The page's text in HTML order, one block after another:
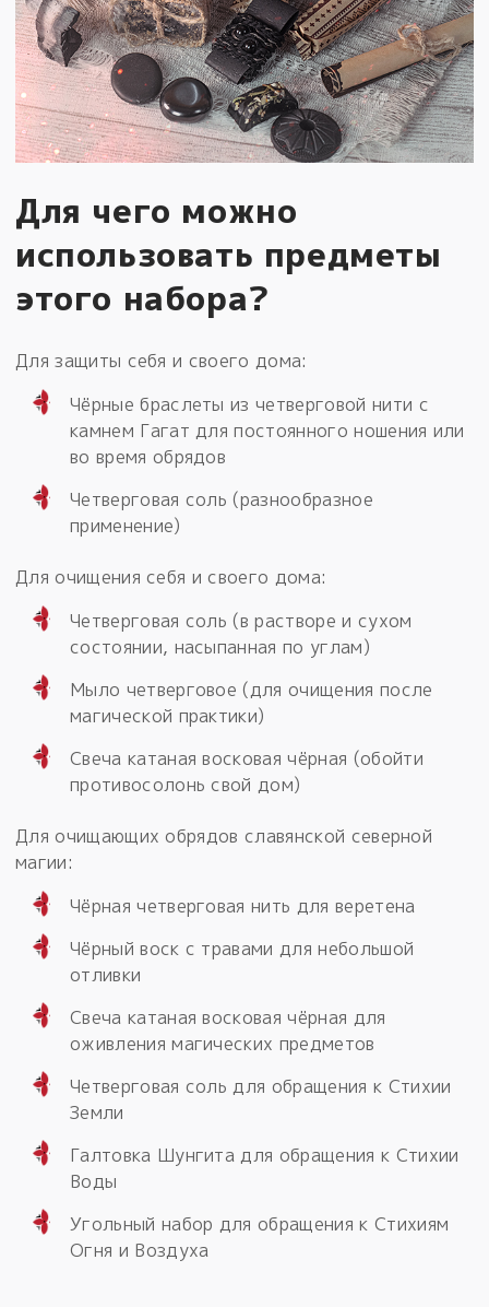
Для чего можно
использовать предметы
этого набора?
Для защиты себя и своего дома:
Чёрные браслеты из четверговой нити с
камнем Гагат для постоянного ношения или
во время обрядов
Четверговая соль (разнообразное
применение)
Для очищения себя и своего дома:
Четверговая соль (в растворе и сухом
состоянии, насыпанная по углам)
Мыло четверговое (для очищения после
магической практики)
Свеча катаная восковая чёрная (обойти
противосолонь свой дом)
Для очищающих обрядов славянской северной
магии:
Чёрная четверговая нить для веретена
Чёрный воск с травами для небольшой
отливки
Свеча катаная восковая чёрная для
оживления магических предметов
Четверговая соль для обращения к Стихии
Земли
Галтовка Шунгита для обращения к Стихии
Воды
Угольный набор для обращения к Стихиям
Огня и Воздуха